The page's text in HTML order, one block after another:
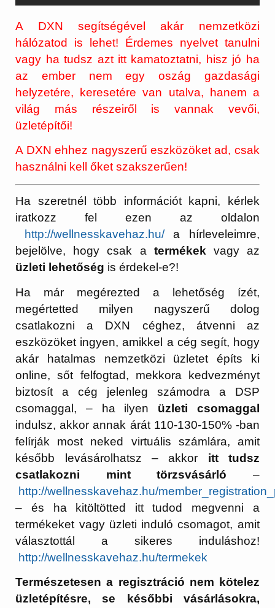
A DXN segítségével akár nemzetközi
hálózatod is lehet! Érdemes nyelvet tanulni
vagy ha tudsz azt itt kamatoztatni, hisz jó ha
az ember nem egy oszág gazdasági
helyzetére, keresetére van utalva, hanem a
világ más részeiről is vannak vevői,
üzletépítői!
A DXN ehhez nagyszerű eszközöket ad, csak
használni kell őket szakszerűen!
Ha szeretnél több információt kapni, kérlek
iratkozz fel ezen az oldalon
http://wellnesskavehaz.hu/a hírleveleimre,
bejelölve, hogy csak a termékekvagy az
üzleti lehetőség is érdekel-e?!
Ha már megérezted a lehetőség ízét,
megértetted milyen nagyszerű dolog
csatlakozni a DXN céghez, átvenni az
eszközöket ingyen, amikkel a cég segít, hogy
akár hatalmas nemzetközi üzletet építs ki
online, sőt felfogtad, mekkora kedvezményt
biztosít a cég jelenleg számodra a DSP
csomaggal, – ha ilyen üzleti csomaggal
indulsz, akkor annak árát 110-130-150% -ban
felírják most neked virtuális számlára, amit
később levásárolhatsz – akkor itt tudsz
csatlakozni mint törzsvásárló –
http://wellnesskavehaz.hu/
– és ha kitöltötted itt tudod megvenni a
termékeket vagy üzleti induló csomagot, amit
választottál a sikeres induláshoz!
http://wellnesskavehaz.hu/termekek
Természetesen a regisztráció nem kötelez
üzletépítésre, se későbbi vásárlásokra,